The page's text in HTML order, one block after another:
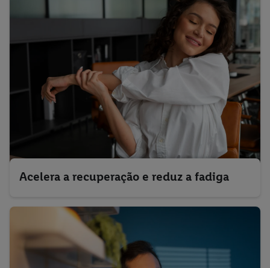
Acelera a recuperação e reduz a fadiga